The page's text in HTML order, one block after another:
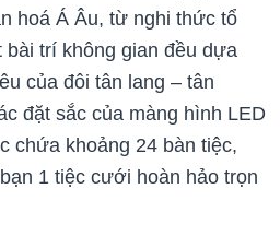
hoá Á Âu, từ nghi thức tổ
trí không gian đều dựa
của đôi tân lang – tân
đặt sắc của màng hình LED
chứa khoảng 24 bàn tiệc,
1 tiệc cưới hoàn hảo trọn